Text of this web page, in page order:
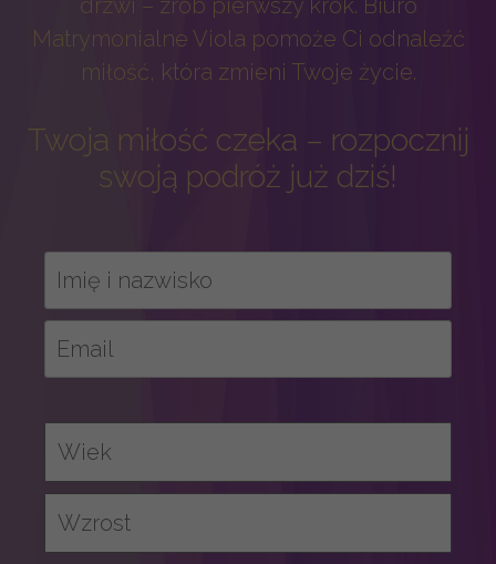
Matrymonialne Viola pomoże Ci odnaleźć
miłość, która zmieni Twoje życie.
Twoja miłość czeka – rozpocznij
swoją podróż już dziś!